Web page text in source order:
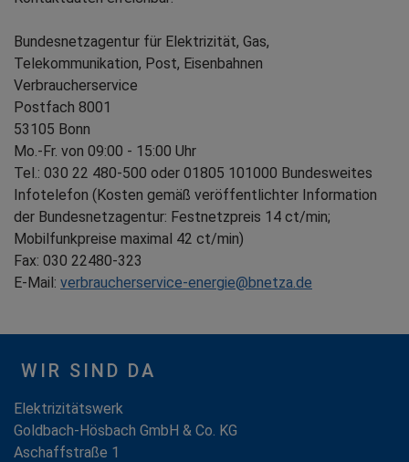
Bundesnetzagentur für Elektrizität, Gas,
Telekommunikation, Post, Eisenbahnen
Verbraucherservice
Postfach 8001
53105 Bonn
Mo.-Fr. von 09:00 - 15:00 Uhr
Tel.: 030 22 480-500 oder 01805 101000 Bundesweites
Infotelefon (Kosten gemäß veröffentlichter Information
der Bundesnetzagentur: Festnetzpreis 14 ct/min;
Mobilfunkpreise maximal 42 ct/min)
Fax: 030 22480-323
E-Mail: verbraucherservice-energie@bnetza.de
WIR SIND DA
Elektrizitätswerk
Goldbach-Hösbach GmbH & Co. KG
Aschaffstraße 1